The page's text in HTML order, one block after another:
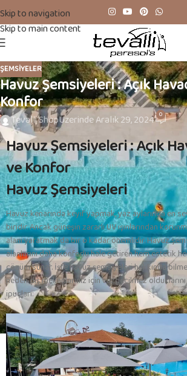
Skip to navigation
Skip to main content
ŞEMSIYELER
Havuz Şemsiyeleri : Açık
Konfor
Tevalli ShopÜzerinde Aralık 29, 2024 0
Havuz Şemsiyeleri : Açık
ve Konfor
Havuz Şemsiyeleri
Havuz kenarında keyif yapmak, yaz aylarında en
biridir. Ancak güneşin zararlı UV ışınlarından
alanı yaratmak da bir o kadar önemlidir. Havuz
alanlarını daha konforlu hale getiren hem estetik
çözüm sunar. İşte havuz şemsiyeleri hakkında
neden dış mekanlarınız için vazgeçilmez
ipuçları: